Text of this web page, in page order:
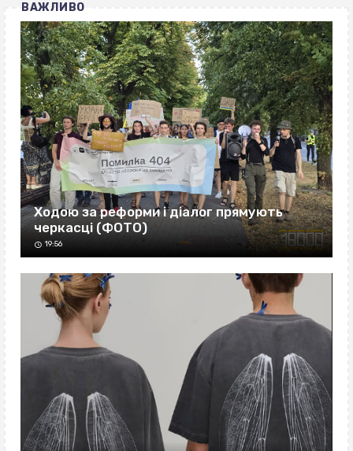
ВАЖЛИВО
Ходою за реформи і діалог прямують
черкасці (ФОТО)
19:56